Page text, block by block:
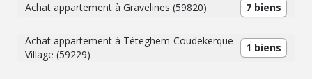
Achat appartement à Gravelines (59820) 7 biens
Achat appartement à Téteghem-Coudekerque-
Village (59229)
1 biens